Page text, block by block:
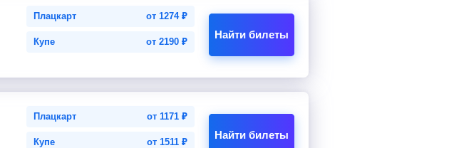
Плацкарт от 1274₽
Купе от 2190 ₽
Найти билеты
Плацкарт от 1171 ₽
Купе от 1511 ₽
Найти билеты